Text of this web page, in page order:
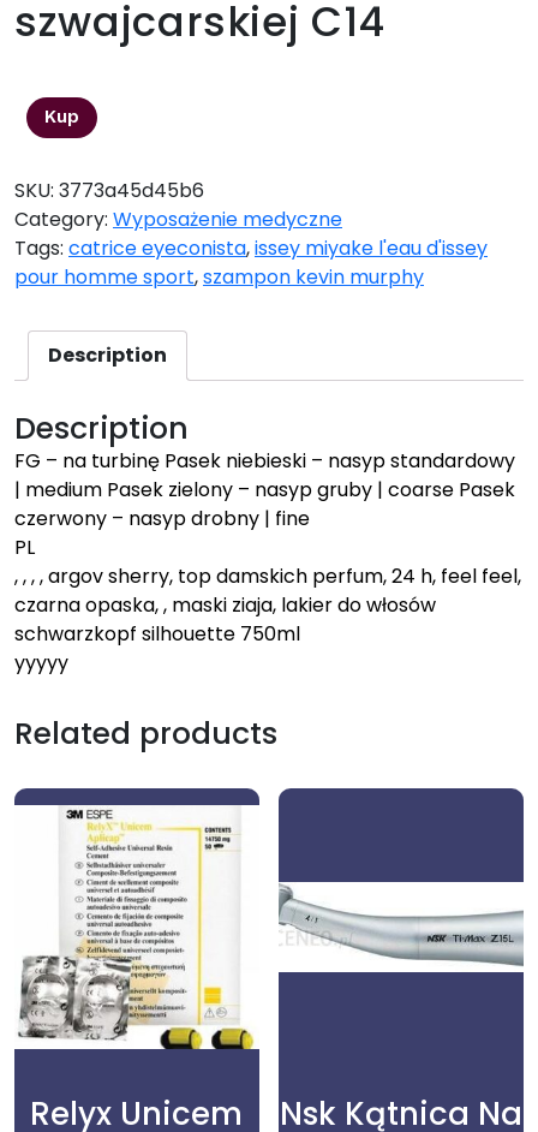
szwajcarskiej C14
Kup
SKU: 3773a45d45b6
Category: Wyposażenie medyczne
Tags: catrice eyeconista,issey miyake l'eau d'issey
pour homme sport,szampon kevin murphy
Description
Description
FG – na turbinę Pasek niebieski – nasyp standardowy
| medium Pasek zielony – nasyp gruby | coarse Pasek
czerwony – nasyp drobny | fine
PL
, , , , argov sherry, top damskich perfum, 24 h, feel feel,
czarna opaska, , maski ziaja, lakier do włosów
schwarzkopf silhouette 750ml
yyyyy
Related products
Relyx Unicem
Nsk Kątnica Na